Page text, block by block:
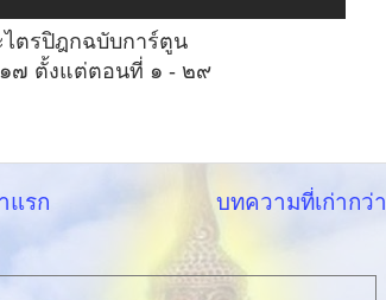
ตรปิฎกฉบับการ์ตูน
๗ ตั้งแต่ตอนที่ ๑ - ๒๙
บทความที่เก่ากว่า
แรก